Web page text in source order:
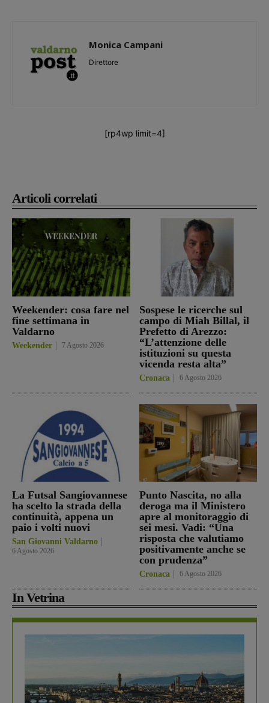
Articoli correlati
Weekender: cosa fare nel
fine settimana in
Valdarno
Weekender 7 Agosto 2026
Sospese le ricerche sul
campo di Miah Billal, il
Prefetto di Arezzo:
“L’attenzione delle
istituzioni su questa
vicenda resta alta”
Cronaca 6 Agosto 2026
La Futsal Sangiovannese
ha scelto la strada della
continuità, appena un
paio i volti nuovi
San Giovanni Valdarno
6 Agosto 2026
Punto Nascita, no alla
deroga ma il Ministero
apre al monitoraggio di
sei mesi. Vadi: “Una
risposta che valutiamo
positivamente anche se
con prudenza”
Cronaca 6 Agosto 2026
In Vetrina
Monica Campani
Direttore
[rp4wp limit=4]